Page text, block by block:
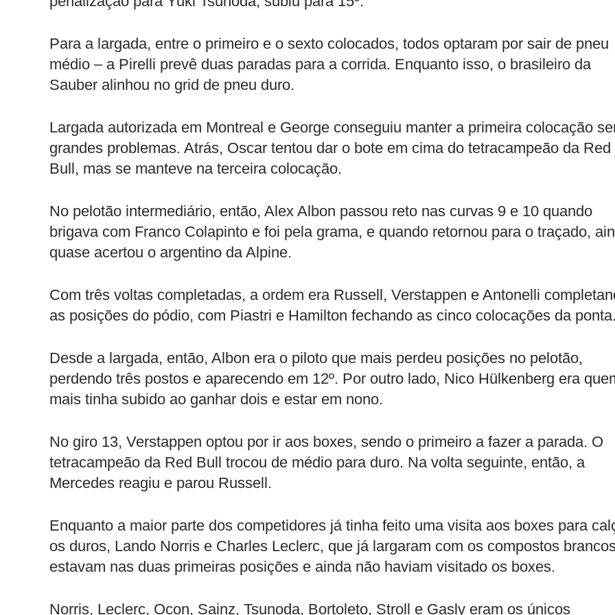
Para a largada, entre o primeiro e o sexto colocados, todos optaram por sair de pneu
médio – a Pirelli prevê duas paradas para a corrida. Enquanto isso, o brasileiro da
Sauber alinhou no grid de pneu duro.
Largada autorizada em Montreal e George conseguiu manter a primeira colocação
grandes problemas. Atrás, Oscar tentou dar o bote em cima do tetracampeão da Red
Bull, mas se manteve na terceira colocação.
No pelotão intermediário, então, Alex Albon passou reto nas curvas 9 e 10 quando
brigava com Franco Colapinto e foi pela grama, e quando retornou para o traçado,
quase acertou o argentino da Alpine.
Com três voltas completadas, a ordem era Russell, Verstappen e Antonelli
as posições do pódio, com Piastri e Hamilton fechando as cinco colocações da ponta.
Desde a largada, então, Albon era o piloto que mais perdeu posições no pelotão,
perdendo três postos e aparecendo em 12º. Por outro lado, Nico Hülkenberg era
mais tinha subido ao ganhar dois e estar em nono.
No giro 13, Verstappen optou por ir aos boxes, sendo o primeiro a fazer a parada. O
tetracampeão da Red Bull trocou de médio para duro. Na volta seguinte, então, a
Mercedes reagiu e parou Russell.
Enquanto a maior parte dos competidores já tinha feito uma visita aos boxes para
os duros, Lando Norris e Charles Leclerc, que já largaram com os compostos
estavam nas duas primeiras posições e ainda não haviam visitado os boxes.
Norris, Leclerc, Ocon, Sainz, Tsunoda, Bortoleto, Stroll e Gasly eram os únicos